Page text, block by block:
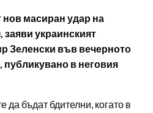
нов масиран удар на
заяви украинският
Зеленски във вечерното
в неговия
да бъдат бдителни, когато в